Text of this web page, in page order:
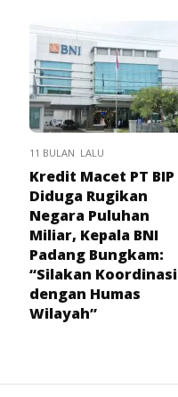
11 BULAN LALU
Kredit Macet PT BIP
Diduga Rugikan
Negara Puluhan
Miliar, Kepala BNI
Padang Bungkam:
“Silakan Koordinasi
dengan Humas
Wilayah”